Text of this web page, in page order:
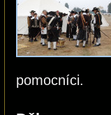
pomocníci.